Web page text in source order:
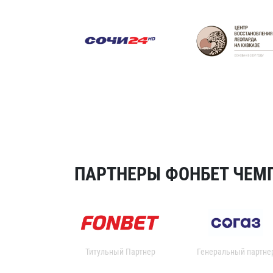
ПАРТНЕРЫ ФОНБЕТ
Титульный Партнер Генеральный